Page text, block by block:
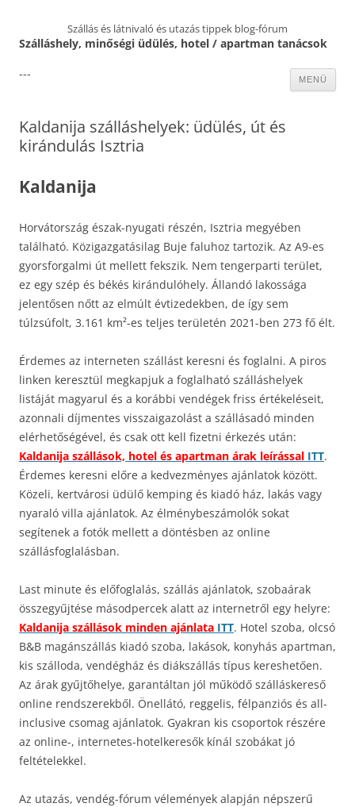
Szállás és látnivaló és utazás tippek blog-fórum
Szálláshely, minőségi üdülés, hotel / apartman tanácsok
MENÜ
---
Kaldanija szálláshelyek: üdülés, út és
kirándulás Isztria
Kaldanija
Horvátország észak-nyugati részén, Isztria megyében
található. Közigazgatásilag Buje faluhoz tartozik. Az A9-es
gyorsforgalmi út mellett fekszik. Nem tengerparti terület,
ez egy szép és békés kirándulóhely. Állandó lakossága
jelentősen nőtt az elmúlt évtizedekben, de így sem
túlzsúfolt, 3.161 km²-es teljes területén 2021-ben 273 fő élt.
Érdemes az interneten szállást keresni és foglalni. A piros
linken keresztül megkapjuk a foglalható szálláshelyek
listáját magyarul és a korábbi vendégek friss értékeléseit,
azonnali díjmentes visszaigazolást a szállásadó minden
elérhetőségével, és csak ott kell fizetni érkezés után:
Kaldanija szállások, hotel és apartman árak leírással ITT.
Érdemes keresni előre a kedvezményes ajánlatok között.
Közeli, kertvárosi üdülő kemping és kiadó ház, lakás vagy
nyaraló villa ajánlatok. Az élménybeszámolók sokat
segítenek a fotók mellett a döntésben az online
szállásfoglalásban.
Last minute és előfoglalás, szállás ajánlatok, szobaárak
összegyűjtése másodpercek alatt az internetről egy helyre:
Kaldanija szállások minden ajánlata ITT. Hotel szoba, olcsó
B&B magánszállás kiadó szoba, lakások, konyhás apartman,
kis szálloda, vendégház és diákszállás típus kereshetően.
Az árak gyűjtőhelye, garantáltan jól működő szálláskereső
online rendszerekből. Önellátó, reggelis, félpanziós és all-
inclusive csomag ajánlatok. Gyakran kis csoportok részére
az online-, internetes-hotelkeresők kínál szobákat jó
feltételekkel.
Az utazás, vendég-fórum vélemények alapján népszerű